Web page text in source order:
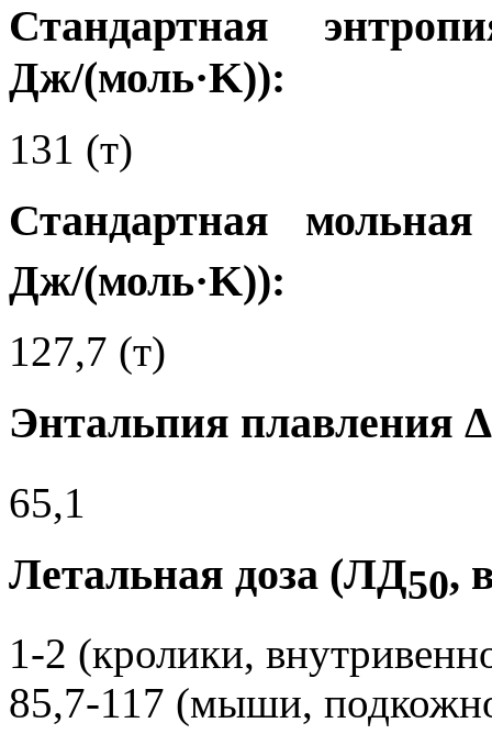
Стандартная
Дж/(моль·K)):
131 (т)
Стандартная
Дж/(моль·K)):
127,7 (т)
Энтальпия плавления
65,1
Летальная доза (ЛД50,
1-2 (кролики,
85,7-117 (мыши,